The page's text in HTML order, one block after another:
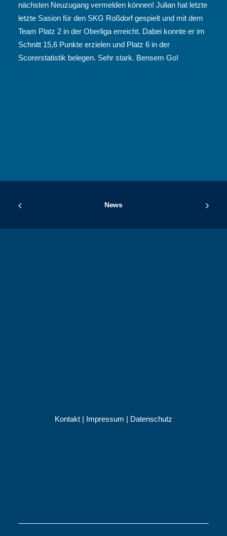
nächsten Neuzugang vermelden können! Julian hat letzte
letzte Sasion für den SKG Roßdorf gespielt und mit dem
Team Platz 2 in der Oberliga erreicht. Dabei konnte er im
Schnitt 15,6 Punkte erzielen und Platz 6 in der
Scorerstatistik belegen. Sehr stark. Bensem Go!
News
Kontakt | Impressum | Datenschutz